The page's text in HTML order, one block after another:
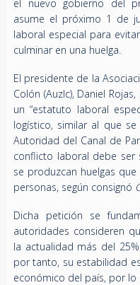
el nuevo gobierno del
asume el próximo 1 de
laboral especial para
culminar en una huelga.
El presidente de la
Colón (Auzlc), Daniel
un “estatuto laboral
logístico, similar al que
Autoridad del Canal de
conflicto laboral debe
se produzcan huelgas
personas, según consignó
Dicha petición se
autoridades consideren
la actualidad más del
por tanto, su estabilidad
económico del país, por lo